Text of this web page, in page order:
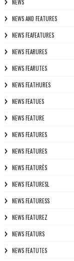
NEWS
NEWS AND FEATURES
NEWS FEAFEATURES
NEWS FEARURES
NEWS FEARUTES
NEWS FEATHURES
NEWS FEATUES
NEWS FEATURE
NEWS FEATURES
NEWS FEATURES
NEWS FEATURÈS
NEWS FEATURESL
NEWS FEATURESS
NEWS FEATUREZ
NEWS FEATURS
NEWS FEATUTES